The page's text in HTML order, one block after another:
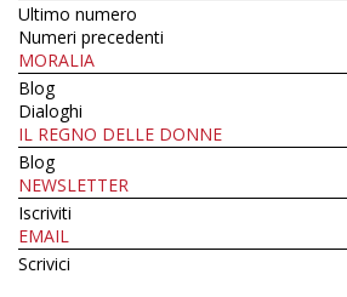
Ultimo numero
Numeri precedenti
MORALIA
Blog
Dialoghi
IL REGNO DELLE DONNE
Blog
NEWSLETTER
Iscriviti
EMAIL
Scrivici